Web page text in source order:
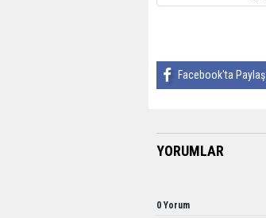
Facebook'ta Paylaş
YORUMLAR
0 Yorum